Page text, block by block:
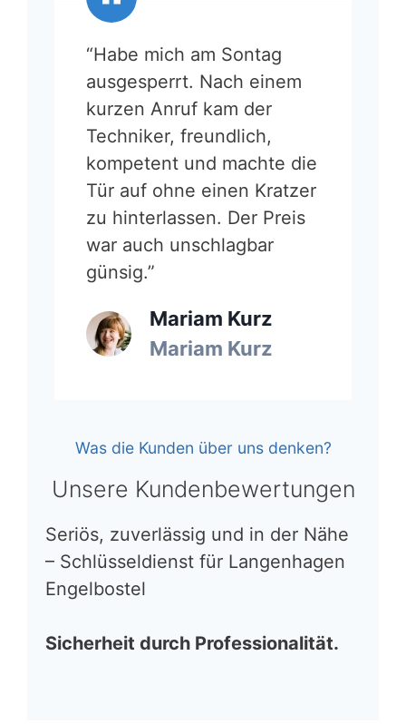
“Habe mich am Sontag
ausgesperrt. Nach einem
kurzen Anruf kam der
Techniker, freundlich,
kompetent und machte die
Tür auf ohne einen Kratzer
zu hinterlassen. Der Preis
war auch unschlagbar
günsig.”
Mariam Kurz
Mariam Kurz
Was die Kunden über uns denken?
Unsere Kundenbewertungen
Seriös, zuverlässig und in der Nähe
– Schlüsseldienst für Langenhagen
Engelbostel
Sicherheit durch Professionalität.